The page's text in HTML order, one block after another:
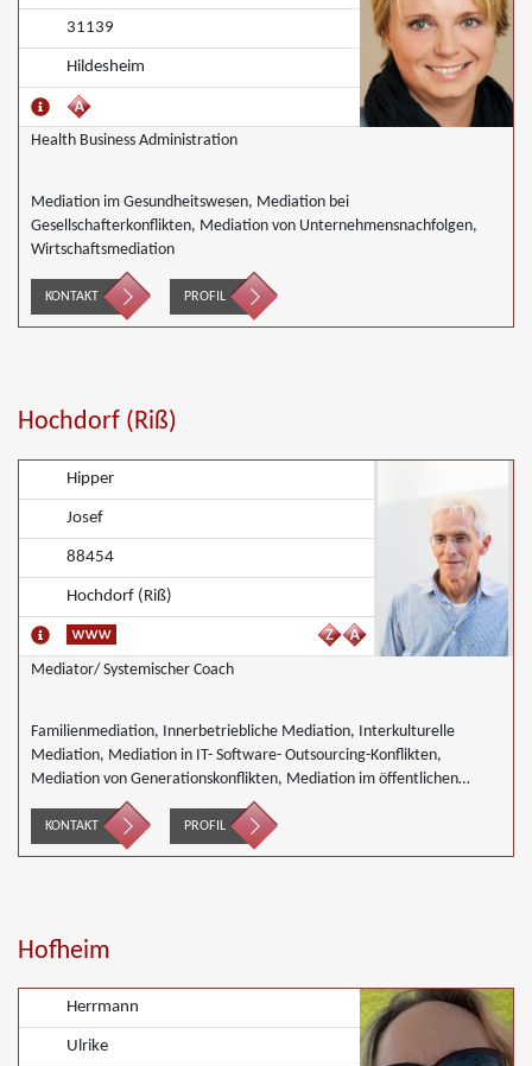
31139
Hildesheim
Health Business Administration
Mediation im Gesundheitswesen, Mediation bei
Gesellschafterkonflikten, Mediation von Unternehmensnachfolgen,
Wirtschaftsmediation
KONTAKT PROFIL
Hochdorf (Riß)
Hipper
Josef
88454
Hochdorf (Riß)
Mediator/ Systemischer Coach
Familienmediation, Innerbetriebliche Mediation, Interkulturelle
Mediation, Mediation in IT- Software- Outsourcing-Konflikten,
Mediation von Generationskonflikten, Mediation im öffentlichen
Bereich, Mediation bei Team- und Gruppenkonflikten, Mediation von
Unternehmensnachfolgen, Nachbarschaftsmediation, Schulmediation,
Wirtschaftsmediation
KONTAKT PROFIL
Hofheim
Herrmann
Ulrike